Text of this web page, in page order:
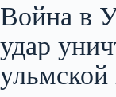
Война в
удар